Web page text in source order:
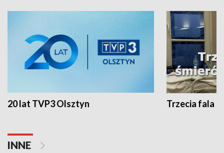
20 lat TVP3 Olsztyn Trzecia fala -
INNE